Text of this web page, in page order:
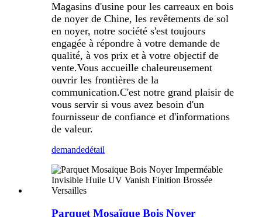
Magasins d'usine pour les carreaux en bois
de noyer de Chine, les revêtements de sol
en noyer, notre société s'est toujours
engagée à répondre à votre demande de
qualité, à vos prix et à votre objectif de
vente.Vous accueille chaleureusement
ouvrir les frontières de la
communication.C'est notre grand plaisir de
vous servir si vous avez besoin d'un
fournisseur de confiance et d'informations
de valeur.
demandedétail
Parquet Mosaïque Bois Noyer